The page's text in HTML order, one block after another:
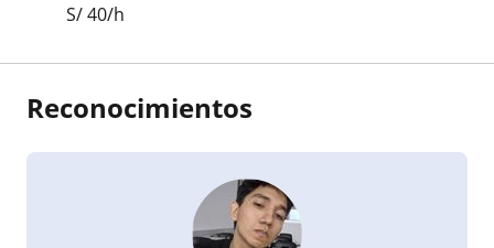
S/40/h
Reconocimientos